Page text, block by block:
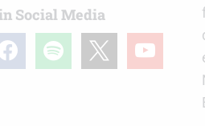
Social Media
spotify youtube